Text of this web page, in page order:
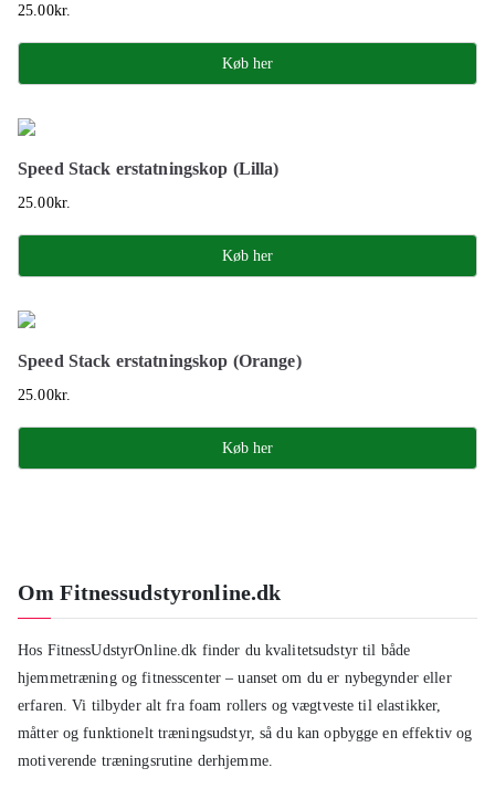
25.00kr.
Køb her
Speed Stack erstatningskop (Lilla)
25.00kr.
Køb her
Speed Stack erstatningskop (Orange)
25.00kr.
Køb her
Om Fitnessudstyronline.dk
Hos FitnessUdstyrOnline.dk finder du kvalitetsudstyr til både
hjemmetræning og fitnesscenter – uanset om du er nybegynder eller
erfaren. Vi tilbyder alt fra foam rollers og vægtveste til elastikker,
måtter og funktionelt træningsudstyr, så du kan opbygge en effektiv og
motiverende træningsrutine derhjemme.